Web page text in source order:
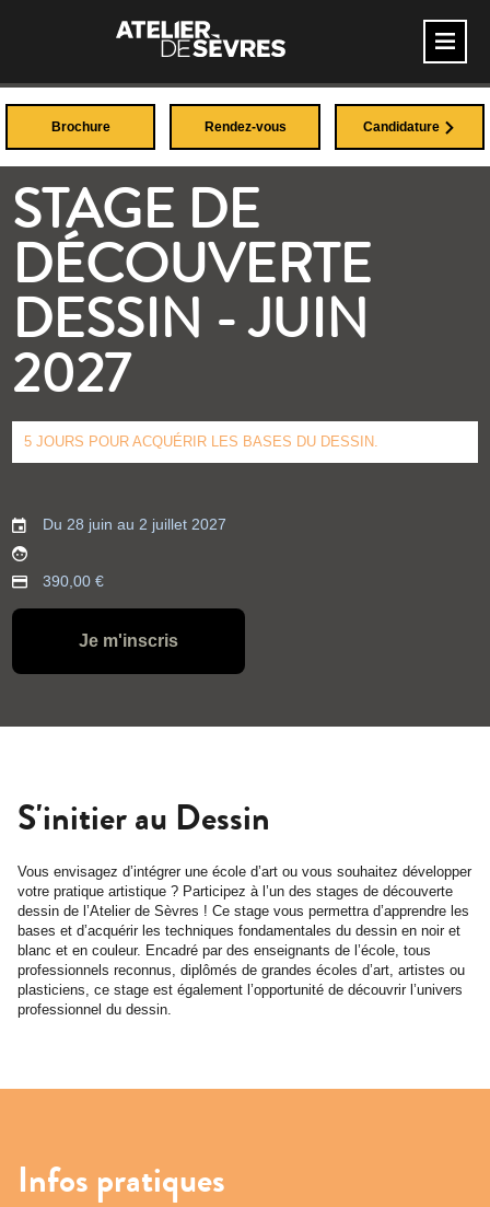
Brochure Rendez-vous Candidature
STAGE DE
DÉCOUVERTE
DESSIN - JUIN
2027
5 JOURS POUR ACQUÉRIR LES BASES DU DESSIN.
Du 28 juin au 2 juillet 2027
390,00 €
Je m'inscris
S'initier au Dessin
Vous envisagez d’intégrer une école d’art ou vous souhaitez développer
votre pratique artistique ? Participez à l’un des stages de découverte
dessin de l’Atelier de Sèvres ! Ce stage vous permettra d’apprendre les
bases et d’acquérir les techniques fondamentales du dessin en noir et
blanc et en couleur. Encadré par des enseignants de l’école, tous
professionnels reconnus, diplômés de grandes écoles d’art, artistes ou
plasticiens, ce stage est également l’opportunité de découvrir l’univers
professionnel du dessin.
Infos pratiques